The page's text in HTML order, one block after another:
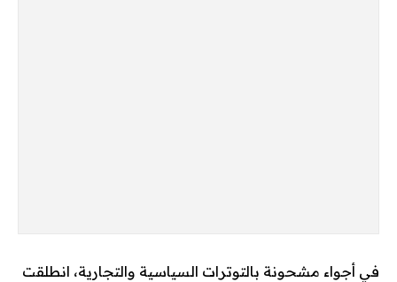
في أجواء مشحونة بالتوترات السياسية والتجارية، انطلقت